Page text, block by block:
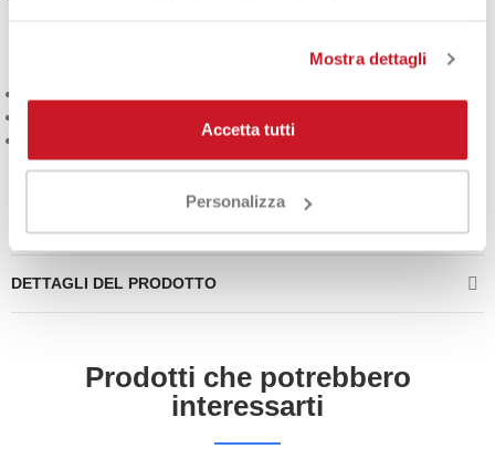
Mostra dettagli
Accetta tutti
Personalizza
🌱 Materiali sostenibili:
Realizzata conalmeno il 70% di materiali riciclati
Riduce gli sprechi e l’uso di fonti non rinnovabili
Parte dell’impegno adidas per untennis più sostenibile
performance, stile e rispetto per l’ambiente
DETTAGLI DEL PRODOTTO
Prodotti che potrebbero
interessarti